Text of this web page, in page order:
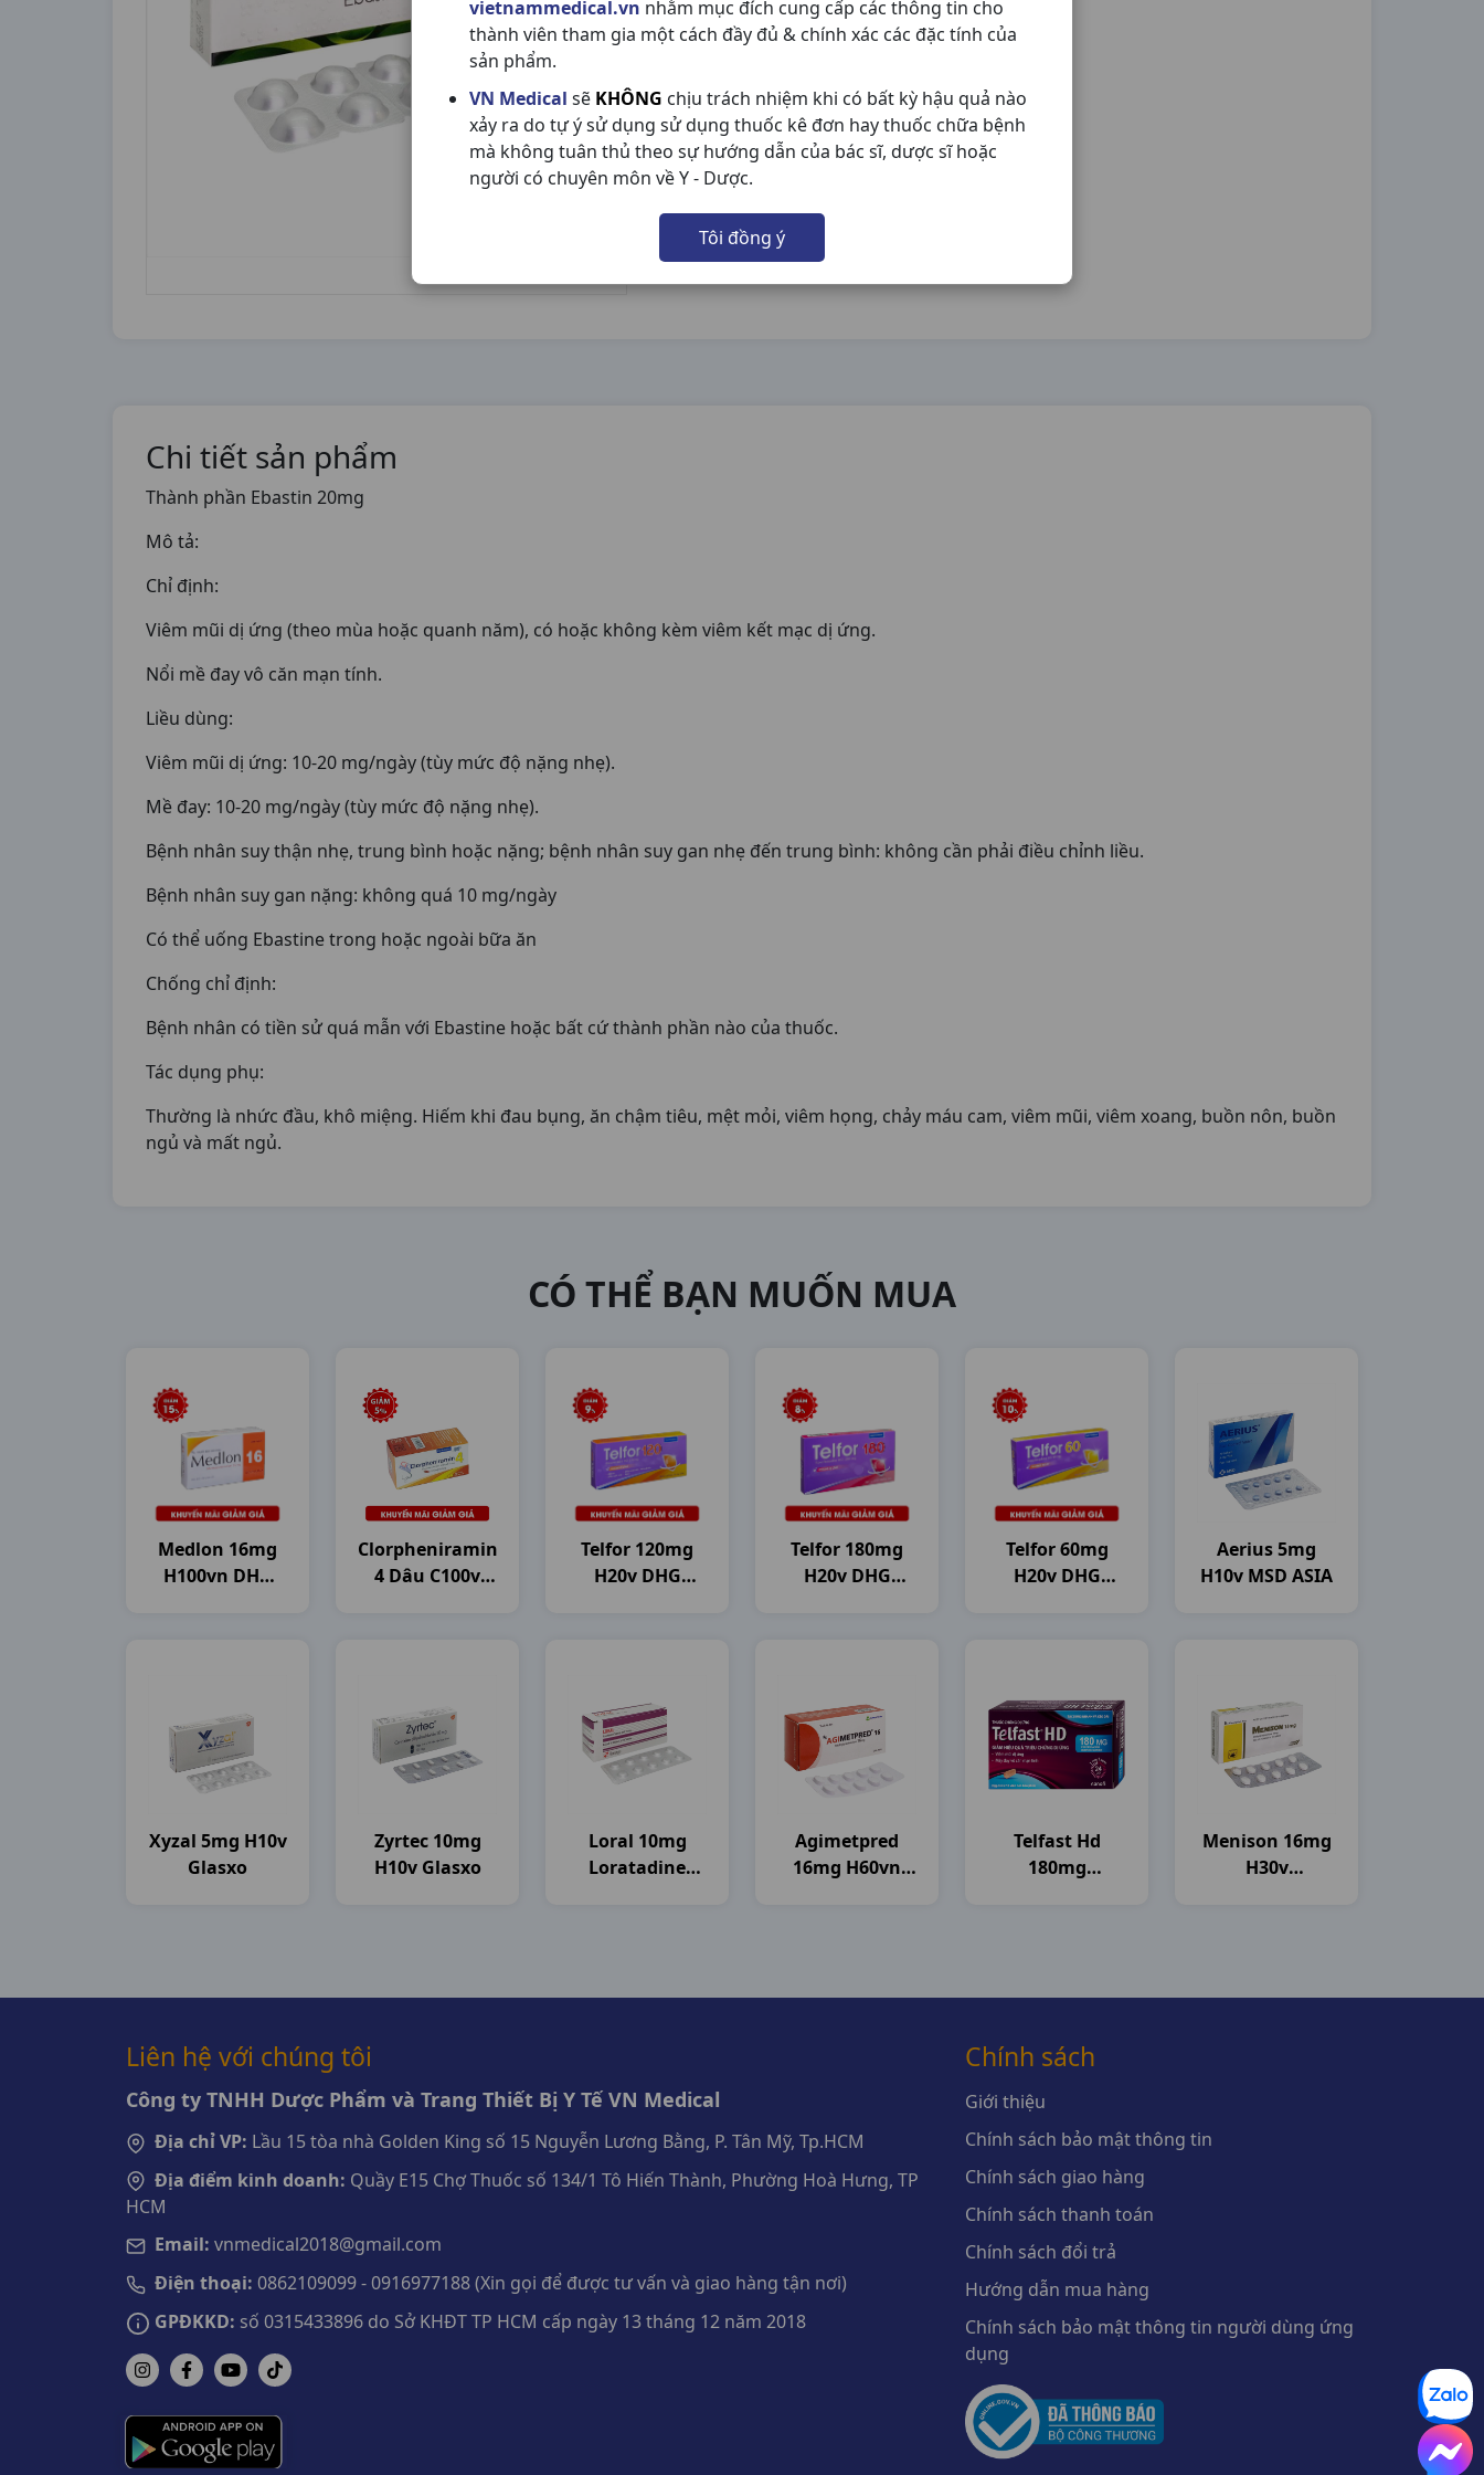
vietnammedical.vn nhằm mục đích cung cấp các thông tin cho
thành viên tham gia một cách đầy đủ & chính xác các đặc tính của
sản phẩm.
VN Medical sẽ KHÔNG chịu trách nhiệm khi có bất kỳ hậu quả nào
xảy ra do tự ý sử dụng sử dụng thuốc kê đơn hay thuốc chữa bệnh
mà không tuân thủ theo sự hướng dẫn của bác sĩ, dược sĩ hoặc
người có chuyên môn về Y - Dược.
Tôi đồng ý
Chi tiết sản phẩm
Thành phần Ebastin 20mg
Mô tả:
Chỉ định:
Viêm mũi dị ứng (theo mùa hoặc quanh năm), có hoặc không kèm viêm kết mạc dị ứng.
Nổi mề đay vô căn mạn tính.
Liều dùng:
Viêm mũi dị ứng: 10-20 mg/ngày (tùy mức độ nặng nhẹ).
Mề đay: 10-20 mg/ngày (tùy mức độ nặng nhẹ).
Bệnh nhân suy thận nhẹ, trung bình hoặc nặng; bệnh nhân suy gan nhẹ đến trung bình: không cần phải điều chỉnh liều.
Bệnh nhân suy gan nặng: không quá 10 mg/ngày
Có thể uống Ebastine trong hoặc ngoài bữa ăn
Chống chỉ định:
Bệnh nhân có tiền sử quá mẫn với Ebastine hoặc bất cứ thành phần nào của thuốc.
Tác dụng phụ:
Thường là nhức đầu, khô miệng. Hiếm khi đau bụng, ăn chậm tiêu, mệt mỏi, viêm họng, chảy máu cam, viêm mũi, viêm xoang, buồn nôn, buồn
ngủ và mất ngủ.
CÓ THỂ BẠN MUỐN MUA
Medlon 16mg
H100vn DHG
Clorpheniramin
4 Dâu C100v
Telfor 120mg
H20v DHG
Telfor 180mg
H20v DHG
Telfor 60mg
H20v DHG
Aerius 5mg
H10v MSD ASIA
Xyzal 5mg H10v
Glasxo
Zyrtec 10mg
H10v Glasxo
Loral 10mg
Loratadine
Agimetpred
16mg H60vn
Telfast Hd
180mg
Menison 16mg
H30v
Liên hệ với chúng tôi
Công ty TNHH Dược Phẩm và Trang Thiết Bị Y Tế VN Medical
Địa chỉ VP: Lầu 15 tòa nhà Golden King số 15 Nguyễn Lương Bằng, P. Tân Mỹ, Tp.HCM
Địa điểm kinh doanh: Quầy E15 Chợ Thuốc số 134/1 Tô Hiến Thành, Phường Hoà Hưng, TP
HCM
Email: vnmedical2018@gmail.com
Điện thoại: 0862109099 - 0916977188 (Xin gọi để được tư vấn và giao hàng tận nơi)
GPĐKKD: số 0315433896 do Sở KHĐT TP HCM cấp ngày 13 tháng 12 năm 2018
Chính sách
Giới thiệu
Chính sách bảo mật thông tin
Chính sách giao hàng
Chính sách thanh toán
Chính sách đổi trả
Hướng dẫn mua hàng
Chính sách bảo mật thông tin người dùng ứng
dụng